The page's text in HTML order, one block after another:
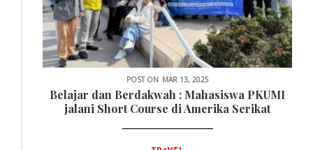
POST ON MAR 13, 2025
Belajar dan Berdakwah : Mahasiswa PKUMI
jalani Short Course di Amerika Serikat